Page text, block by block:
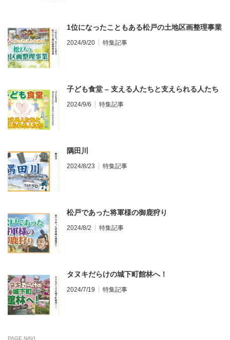
1位になったこともある松戸の土地区画整理事業
2024/9/20 特集記事
子ども食堂 – 支える人たちと支えられる人たち
2024/9/6 特集記事
隅田川
2024/8/23 特集記事
松戸であった将軍様の御鹿狩り
2024/8/2 特集記事
タヌキだらけの城下町館林へ！
2024/7/19 特集記事
PAGE NAVI